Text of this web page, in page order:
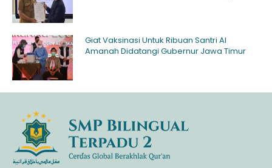
Giat Vaksinasi Untuk Ribuan Santri Al
Amanah Didatangi Gubernur Jawa Timur